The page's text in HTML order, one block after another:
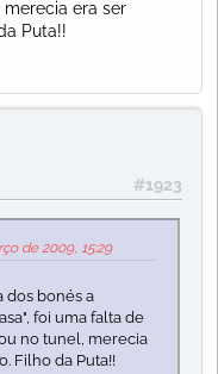
era ser
Puta!!
#1923
de 2009, 15:29
dos bonés a
foi uma falta de
no tunel, merecia
Filho da Puta!!